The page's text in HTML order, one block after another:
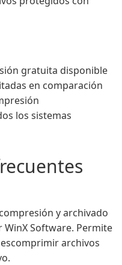
gratuita disponible
en comparación
los sistemas
y archivado
Software. Permite
archivos